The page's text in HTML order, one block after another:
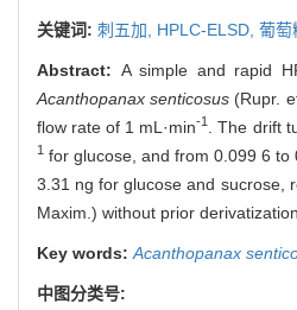
关键词: 刺五加, HPLC-ELSD, 葡萄
Abstract: A simple and rapid
Acanthopanax senticosus (Rupr.
flow rate of 1 mL·min-1 . The drift
1 for glucose, and from 0.099 6 to
3.31 ng for glucose and sucrose,
Maxim.) without prior
Key words: Acanthopanax
中图分类号: